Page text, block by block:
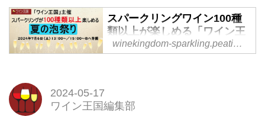
スパークリングワイン100種
類以上が楽しめる「ワイン王
国 夏の泡祭り」
ングラスの中で立ち上る美しい泡
winekingdom-sparkling.peatix.com
2024-05-17
ワイン王国編集部